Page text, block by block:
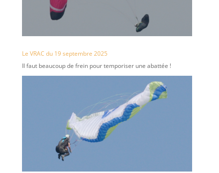
Le VRAC du 19 septembre 2025
Il faut beaucoup de frein pour temporiser une abattée !